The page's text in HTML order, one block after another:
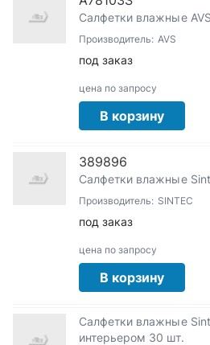
Салфетки влажные
Производитель: AVS
под заказ
цена по запросу
В корзину
389896
Салфетки влажные
Производитель: SINTEC
под заказ
цена по запросу
В корзину
Салфетки влажные
интерьером 30 шт.